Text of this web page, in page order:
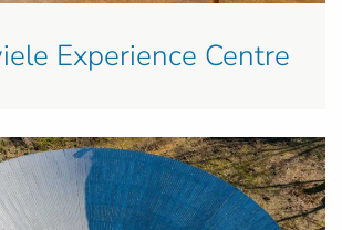
Experience Centre